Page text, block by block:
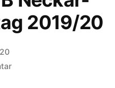
2019/20
zu